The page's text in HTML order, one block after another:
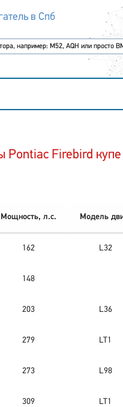
в Спб
Pontiac Firebird купе
Мощность, л.с. Модель
162 L32
148
203 L36
279 LT1
273 L98
309 LT1